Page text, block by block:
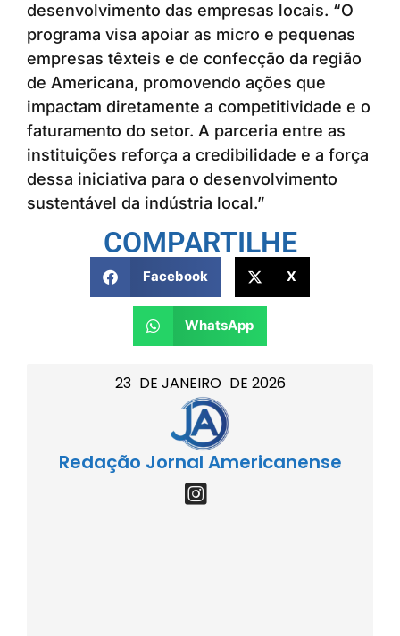
23 DE JANEIRO DE 2026
Redação Jornal Americanense
desenvolvimento das empresas locais. “O
programa visa apoiar as micro e pequenas
empresas têxteis e de confecção da região
de Americana, promovendo ações que
impactam diretamente a competitividade e o
faturamento do setor. A parceria entre as
instituições reforça a credibilidade e a força
dessa iniciativa para o desenvolvimento
sustentável da indústria local.”
COMPARTILHE
Facebook X
WhatsApp